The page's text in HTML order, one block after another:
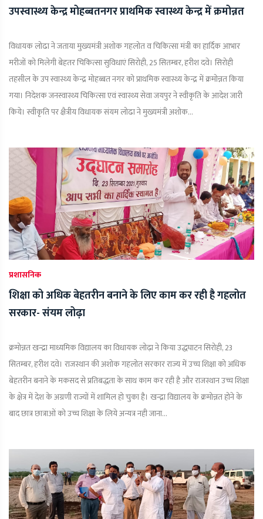
उपस्वास्थ्य केन्द्र मोहब्बतनगर प्राथमिक स्वास्थ्य केन्द्र में क्रमोन्नत
विधायक लोढा ने जताया मुख्यमंत्री अशोक गहलोत व चिकित्सा मंत्री का हार्दिक आभार
मरीजों को मिलेगी बेहतर चिकित्सा सुविधाएं सिरोही, 25 सितम्बर, हरीश दवे। सिरोही
तहसील के उप स्वास्थ्य केन्द्र मोहब्बत नगर को प्राथमिक स्वास्थ्य केन्द्र में क्रमोन्नत किया
गया। निदेशक जनस्वास्थ्य चिकित्सा एवं स्वास्थ्य सेवा जयपुर ने स्वीकृति के आदेश जारी
किये। स्वीकृति पर क्षैत्रीय विधायक संयम लोढा ने मुख्यमंत्री अशोक...
प्रशासनिक
शिक्षा को अधिक बेहतरीन बनाने के लिए काम कर रही है गहलोत
सरकार- संयम लोढ़ा
क्रमोन्नत खन्द्रा माध्यमिक विद्यालय का विधायक लोढ़ा ने किया उद्धघाटन सिरोही, 23
सितम्बर, हरीश दवे। राजस्थान की अशोक गहलोत सरकार राज्य में उच्च शिक्षा को अधिक
बेहतरीन बनाने के मकसद से प्रतिबद्धता के साथ काम कर रही है और राजस्थान उच्च शिक्षा
के क्षेत्र में देश के अग्रणी राज्यों में शामिल हो चुका है। खन्द्रा विद्यालय के क्रमोन्नत होने के
बाद छात्र छात्राओं को उच्च शिक्षा के लिये अन्यत्र नही जाना...